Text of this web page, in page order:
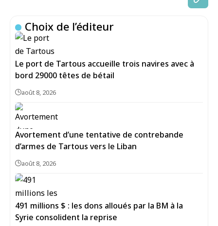
Choix de l’éditeur
Le port de Tartous accueille trois navires avec à
bord 29000 têtes de bétail
août 8, 2026
Avortement d’une tentative de contrebande
d’armes de Tartous vers le Liban
août 8, 2026
491 millions $ : les dons alloués par la BM à la
Syrie consolident la reprise